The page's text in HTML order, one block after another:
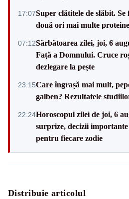
17:07Super clătitele de slăbit.
două ori mai multe proteine
07:12Sărbătoarea zilei, joi, 6
Față a Domnului. Cruce
dezlegare la pește
23:15Care îngrașă mai mult,
galben? Rezultatele
22:24Horoscopul zilei de joi, 6
surprize, decizii
pentru fiecare zodie
Distribuie articolul